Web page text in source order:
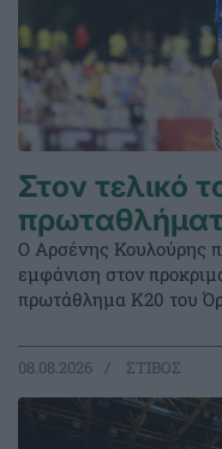
Στον τελικό
Ο Αρσένης Κουλούρης
εμφάνιση στον
πρωτάθλημα Κ20 του
08.08.2026 ΣΤΙΒΟΣ